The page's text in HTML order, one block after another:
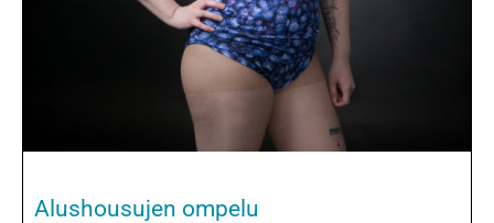
Alushousujen ompelu